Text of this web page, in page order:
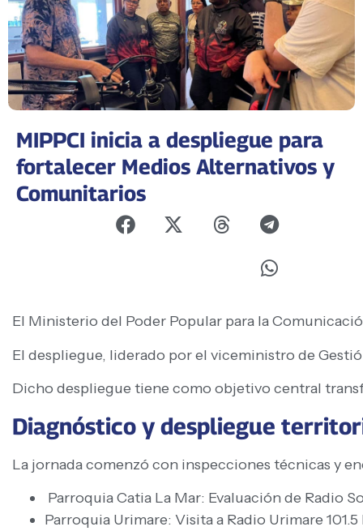
MIPPCI inicia a despliegue para
fortalecer Medios Alternativos y
Comunitarios
El Ministerio del Poder Popular para la
El despliegue, liderado por el viceministro de
Dicho despliegue tiene como objetivo central
Diagnóstico y despliegue
La jornada comenzó con inspecciones técnicas y
Parroquia Catia La Mar: Evaluación de Radio
Parroquia Urimare: Visita a Radio Urimare